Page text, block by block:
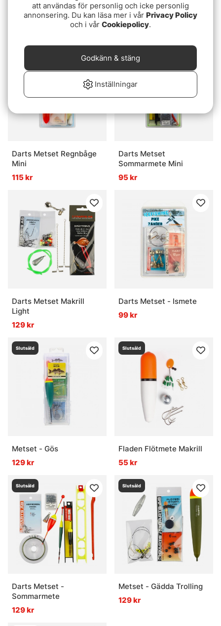
Darts Metset - Makrill
Mini
Fladen Box Med Flöte &
Tillbehör för Abborre
69 kr
Darts Metset Regnbåge
Mini
115 kr
Darts Metset
Sommarmete Mini
95 kr
Darts Metset Makrill
Light
129 kr
Darts Metset - Ismete
99 kr
Slutsåld
Metset - Gös
129 kr
Slutsåld
Fladen Flötmete Makrill
55 kr
Slutsåld
Darts Metset -
Sommarmete
129 kr
Slutsåld
Metset - Gädda Trolling
129 kr
att användas för personlig och icke personlig
annonsering. Du kan läsa mer i vår Privacy Policy
och i vår Cookiepolicy.
Inställningar
Godkänn & stäng